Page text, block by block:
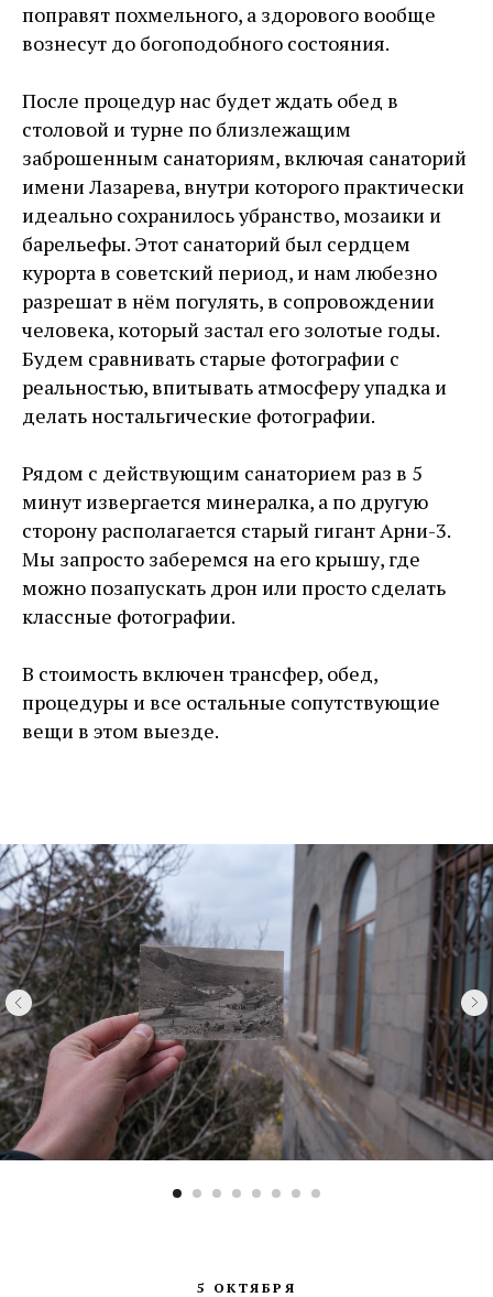
поправят похмельного, а здорового вообще
вознесут до богоподобного состояния.
После процедур нас будет ждать обед в
столовой и турне по близлежащим
заброшенным санаториям, включая санаторий
имени Лазарева, внутри которого практически
идеально сохранилось убранство, мозаики и
барельефы. Этот санаторий был сердцем
курорта в советский период, и нам любезно
разрешат в нём погулять, в сопровождении
человека, который застал его золотые годы.
Будем сравнивать старые фотографии с
реальностью, впитывать атмосферу упадка и
делать ностальгические фотографии.
Рядом с действующим санаторием раз в 5
минут извергается минералка, а по другую
сторону располагается старый гигант Арни-3.
Мы запросто заберемся на его крышу, где
можно позапускать дрон или просто сделать
классные фотографии.
В стоимость включен трансфер, обед,
процедуры и все остальные сопутствующие
вещи в этом выезде.
5 ОКТЯБРЯ